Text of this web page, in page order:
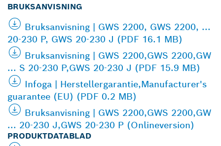
BRUKSANVISNING
Bruksanvisning | GWS 2200, GWS 2200, ...
20-230 P, GWS 20-230 J (PDF 16.1 MB)
Bruksanvisning | GWS 2200,GWS 2200,GW
... S 20-230 P,GWS 20-230 J (PDF 15.9 MB)
Infoga | Herstellergarantie,Manufacturer's
guarantee (EU) (PDF 0.2 MB)
Bruksanvisning | GWS 2200,GWS 2200,GW
... 20-230 J,GWS 20-230 P (Onlineversion)
PRODUKTDATABLAD